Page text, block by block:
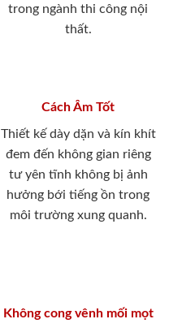
trong ngành thi công nội
thất.
Cách Âm Tốt
Thiết kế dày dặn và kín khít
đem đến không gian riêng
tư yên tĩnh không bị ảnh
hưởng bới tiếng ồn trong
môi trường xung quanh.
Không cong vênh mối mọt